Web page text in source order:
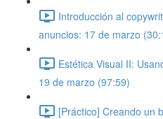
Introducción al
anuncios: 17 de marzo
Estética Visual II:
19 de marzo (97:59)
[Práctico] Creando un